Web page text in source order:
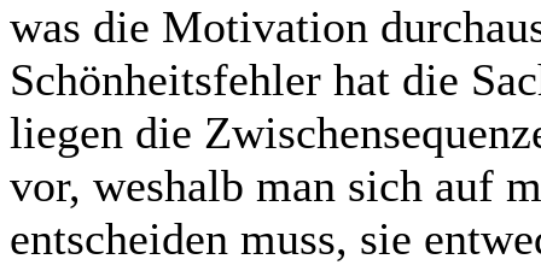
was die Motivation
Schönheitsfehler hat die
liegen die
vor, weshalb man sich auf
entscheiden muss, sie